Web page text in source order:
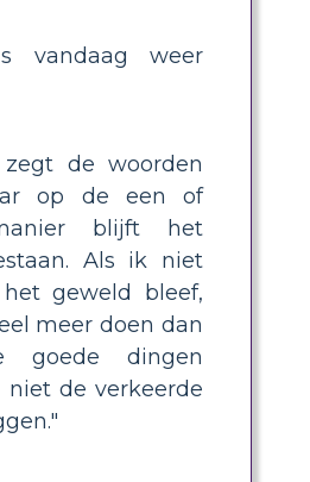
vandaag weer
zegt de woorden
op de een of
blijft het
Als ik niet
geweld bleef,
meer doen dan
goede dingen
niet de verkeerde